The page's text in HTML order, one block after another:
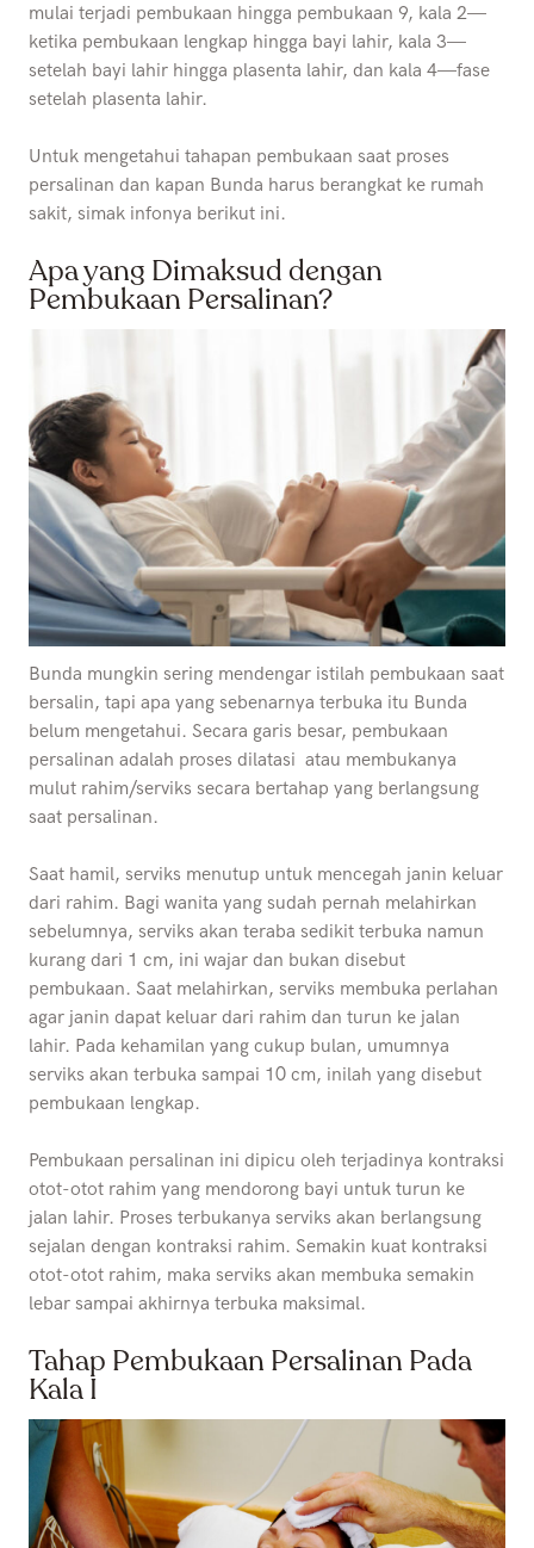
mulai terjadi pembukaan hingga pembukaan 9, kala 2—
ketika pembukaan lengkap hingga bayi lahir, kala 3—
setelah bayi lahir hingga plasenta lahir, dan kala 4—fase
setelah plasenta lahir.
Untuk mengetahui tahapan pembukaan saat proses
persalinan dan kapan Bunda harus berangkat ke rumah
sakit, simak infonya berikut ini.
Apa yang Dimaksud dengan
Pembukaan Persalinan?
Bunda mungkin sering mendengar istilah pembukaan saat
bersalin, tapi apa yang sebenarnya terbuka itu Bunda
belum mengetahui. Secara garis besar, pembukaan
persalinan adalah proses dilatasi atau membukanya
mulut rahim/serviks secara bertahap yang berlangsung
saat persalinan.
Saat hamil, serviks menutup untuk mencegah janin keluar
dari rahim. Bagi wanita yang sudah pernah melahirkan
sebelumnya, serviks akan teraba sedikit terbuka namun
kurang dari 1 cm, ini wajar dan bukan disebut
pembukaan. Saat melahirkan, serviks membuka perlahan
agar janin dapat keluar dari rahim dan turun ke jalan
lahir. Pada kehamilan yang cukup bulan, umumnya
serviks akan terbuka sampai 10 cm, inilah yang disebut
pembukaan lengkap.
Pembukaan persalinan ini dipicu oleh terjadinya kontraksi
otot-otot rahim yang mendorong bayi untuk turun ke
jalan lahir. Proses terbukanya serviks akan berlangsung
sejalan dengan kontraksi rahim. Semakin kuat kontraksi
otot-otot rahim, maka serviks akan membuka semakin
lebar sampai akhirnya terbuka maksimal.
Tahap Pembukaan Persalinan Pada
Kala I